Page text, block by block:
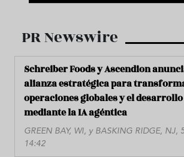
PR Newswire
Schreiber Foods y Ascendion
alianza estratégica para
operaciones globales y el
mediante la IA agéntica
GREEN BAY, WI, y BASKING RIDGE, NJ,
14:42